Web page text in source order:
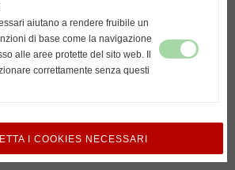
aiutano a rendere fruibile un
di base come la navigazione
alle aree protette del sito web. Il
correttamente senza questi
I COOKIES NECESSARI